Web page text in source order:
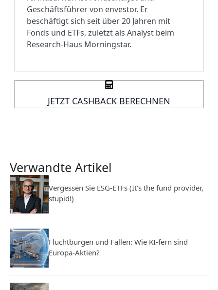
Geschäftsführer von envestor. Er
beschäftigt sich seit über 20 Jahren mit
Fonds und ETFs, zuletzt als Analyst beim
Research-Haus Morningstar.
JETZT CASHBACK BERECHNEN
Verwandte Artikel
Vergessen Sie ESG-ETFs (It’s the fund provider,
stupid!)
Fluchtburgen und Fallen: Wie KI-fern sind
Europa-Aktien?